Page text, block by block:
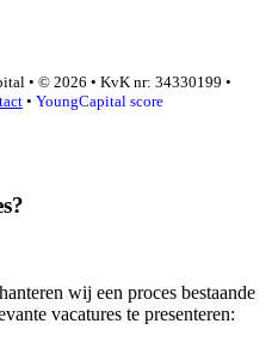
• © 2026 • KvK nr: 34330199 •
• YoungCapital score
wij een proces bestaande
vacatures te presenteren: